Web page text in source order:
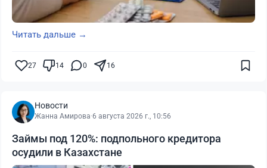
Читать дальше →
27 14 0 16
Новости
Жанна Амирова·6 августа 2026 г., 10:56
Займы под 120%: подпольного кредитора
осудили в Казахстане